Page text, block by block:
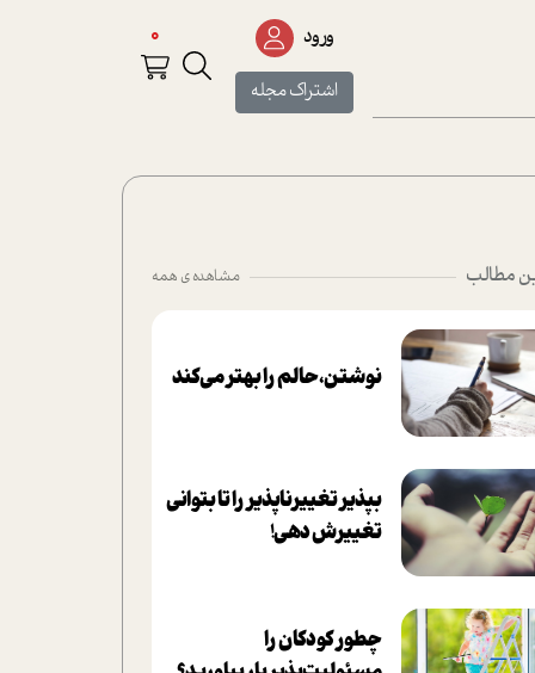
ورود
اشتراک مجله
0
مطالب مشاهده ی همه
نوشتن، حالم را بهتر می‌کند
بپذير تغييرناپذير را تا بتواني
تغييرش دهي!‏
چطور کودکان را